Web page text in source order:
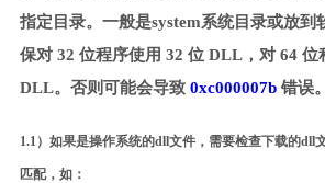
指定目录。一般是system系统目录或放到
保对 32 位程序使用 32 位 DLL，对 64 位
DLL。否则可能会导致 0xc000007b错误。
1.1）如果是操作系统的dll文件，需要检查下载的dll
匹配，如：